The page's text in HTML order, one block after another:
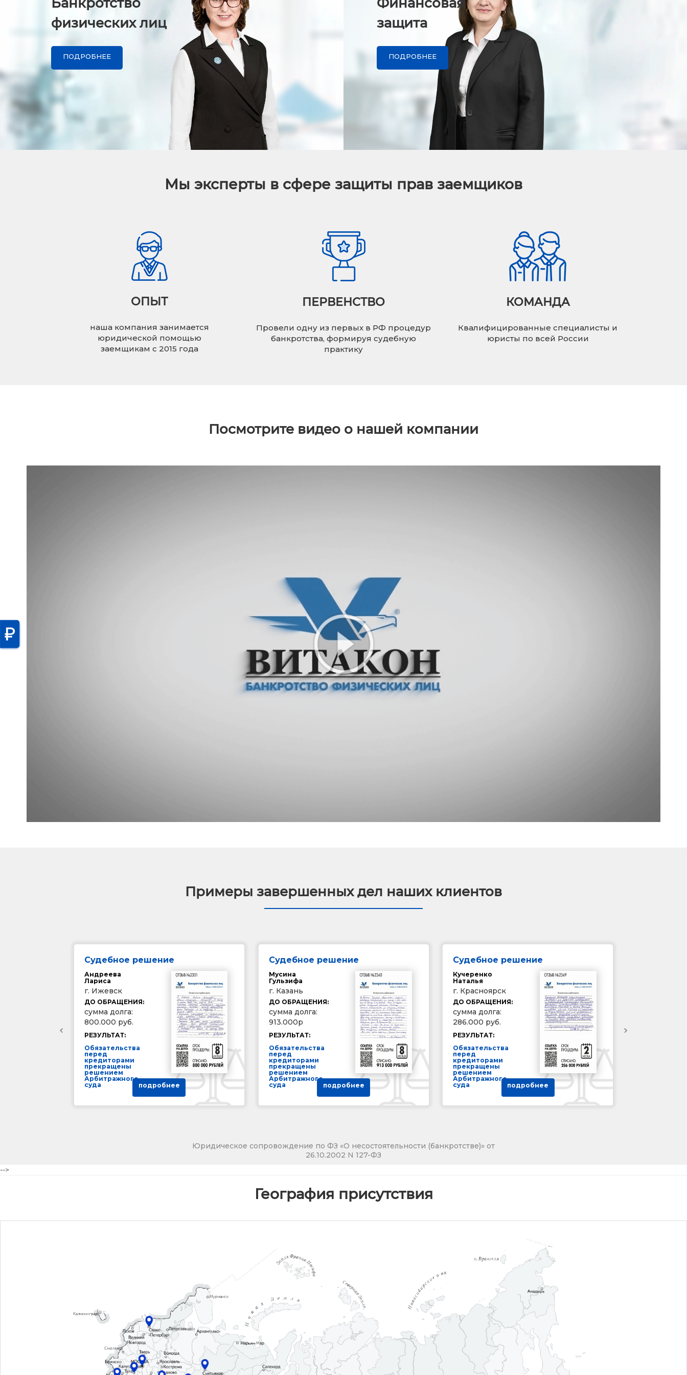
физических лиц
ПОДРОБНЕЕ
защита
ПОДРОБНЕЕ
Мы эксперты в сфере защиты прав заемщиков
ОПЫТ
наша компания занимается
юридической помощью
заемщикам с 2015 года
ПЕРВЕНСТВО
Провели одну из первых в РФ процедур
банкротства, формируя судебную
практику
КОМАНДА
Квалифицированные специалисты и
юристы по всей России
Посмотрите видео о нашей компании
Примеры завершенных дел наших клиентов
Судебное решение
Андреева
Лариса
г. Ижевск
ДО ОБРАЩЕНИЯ:
сумма долга:
800.000 руб.
РЕЗУЛЬТАТ:
Обязательства
перед
кредиторами
прекращены
решением
Арбитражного
суда
подробнее
Судебное решение
Мусина
Гульзифа
г. Казань
ДО ОБРАЩЕНИЯ:
сумма долга:
913.000р
РЕЗУЛЬТАТ:
Обязательства
перед
кредиторами
прекращены
решением
Арбитражного
суда
подробнее
Судебное решение
Кучеренко
Наталья
г. Красноярск
ДО ОБРАЩЕНИЯ:
сумма долга:
286.000 руб.
РЕЗУЛЬТАТ:
Обязательства
перед
кредиторами
прекращены
решением
Арбитражного
суда
подробнее
Юридическое сопровождение по ФЗ «О несостоятельности (банкротстве)» от
26.10.2002 N 127-ФЗ
-->
География присутствия